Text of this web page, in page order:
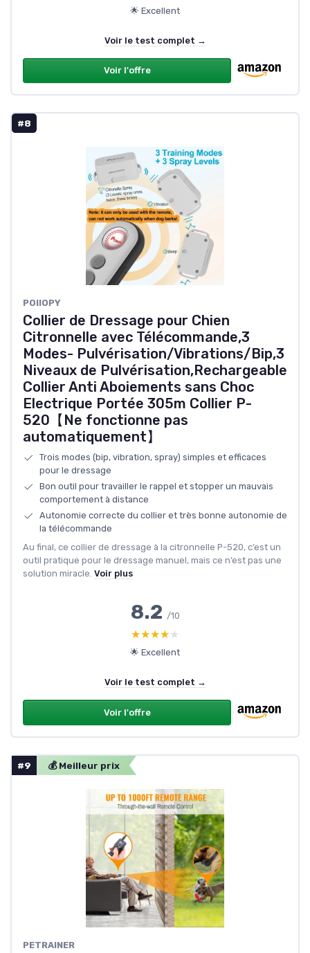
🌟 Excellent
Voir le test complet →
Voir l'offre
#8
POIIOPY
Collier de Dressage pour Chien
Citronnelle avec Télécommande,3
Modes- Pulvérisation/Vibrations/Bip,3
Niveaux de Pulvérisation,Rechargeable
Collier Anti Aboiements sans Choc
Electrique Portée 305m Collier P-
520【Ne fonctionne pas
automatiquement】
Trois modes (bip, vibration, spray) simples et efficaces
pour le dressage
Bon outil pour travailler le rappel et stopper un mauvais
comportement à distance
Autonomie correcte du collier et très bonne autonomie de
la télécommande
Au final, ce collier de dressage à la citronnelle P-520, c’est un
outil pratique pour le dressage manuel, mais ce n’est pas une
solution miracle. Voir plus
8.2 /10
★★★★★
★★★★★
🌟 Excellent
Voir le test complet →
Voir l'offre
#9 💰 Meilleur prix
PETRAINER